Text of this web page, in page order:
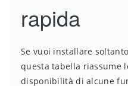
rapida
Se vuoi installare
questa tabella riassume
disponibilità di alcune